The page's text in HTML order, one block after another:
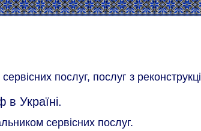
послуг, послуг з
Україні.
сервісних послуг.